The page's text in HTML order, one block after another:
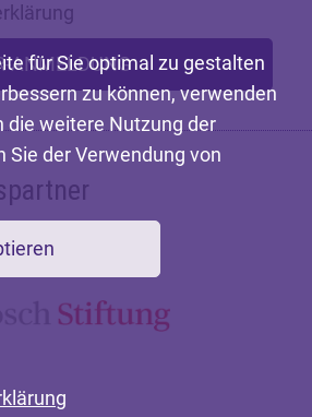
ANMELDUNG
der
für Sie optimal zu gestalten
zu können, verwenden
die weitere Nutzung der
Sie der Verwendung von